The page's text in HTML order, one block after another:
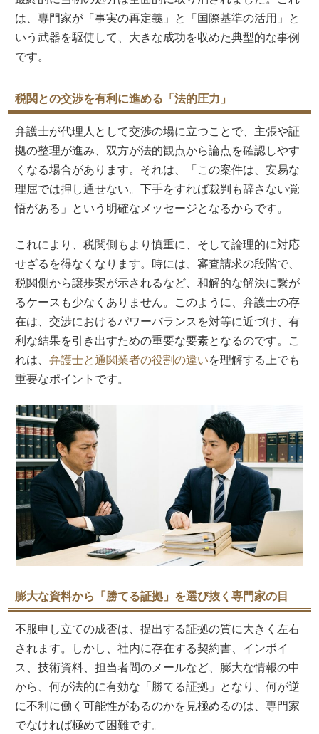
は、専門家が「事実の再定義」と「国際基準の活用」と
いう武器を駆使して、大きな成功を収めた典型的な事例
です。
税関との交渉を有利に進める「法的圧力」
弁護士が代理人として交渉の場に立つことで、主張や証
拠の整理が進み、双方が法的観点から論点を確認しやす
くなる場合があります。それは、「この案件は、安易な
理屈では押し通せない。下手をすれば裁判も辞さない覚
悟がある」という明確なメッセージとなるからです。
これにより、税関側もより慎重に、そして論理的に対応
せざるを得なくなります。時には、審査請求の段階で、
税関側から譲歩案が示されるなど、和解的な解決に繋が
るケースも少なくありません。このように、弁護士の存
在は、交渉におけるパワーバランスを対等に近づけ、有
利な結果を引き出すための重要な要素となるのです。こ
れは、弁護士と通関業者の役割の違いを理解する上でも
重要なポイントです。
膨大な資料から「勝てる証拠」を選び抜く専門家の目
不服申し立ての成否は、提出する証拠の質に大きく左右
されます。しかし、社内に存在する契約書、インボイ
ス、技術資料、担当者間のメールなど、膨大な情報の中
から、何が法的に有効な「勝てる証拠」となり、何が逆
に不利に働く可能性があるのかを見極めるのは、専門家
でなければ極めて困難です。